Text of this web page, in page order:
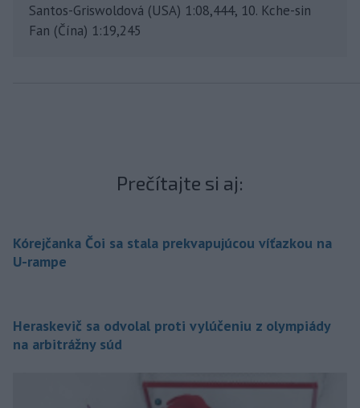
Santos-Griswoldová (USA) 1:08,444, 10. Kche-sin
Fan (Čína) 1:19,245
Prečítajte si aj:
Kórejčanka Čoi sa stala prekvapujúcou víťazkou na
U-rampe
Heraskevič sa odvolal proti vylúčeniu z olympiády
na arbitrážny súd